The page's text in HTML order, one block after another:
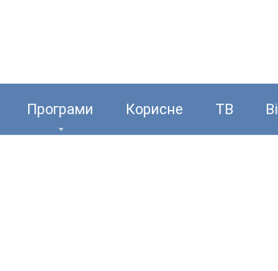
Програми Корисне ТВ